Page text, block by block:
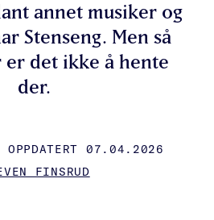
annet musiker og
Stenseng. Men så
er det ikke å hente
der.
OPPDATERT 07.04.2026
FINSRUD